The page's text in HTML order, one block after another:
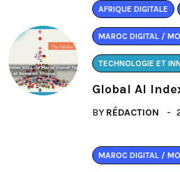
AFRIQUE DIGITALE
MAROC DIGITAL /
TECHNOLOGIE ET
Global AI
BY RÉDACTION
MAROC DIGITAL /